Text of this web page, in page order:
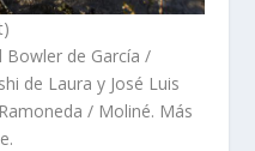
Bowler de García /
de Laura y José Luis
/ Moliné. Más